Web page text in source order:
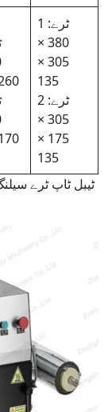
× 80
× 80
1 ٹرے:
380 ×
305 ×
135
2 ٹرے:
305 ×
175 ×
135
ٹیبل ٹاپ ٹرے